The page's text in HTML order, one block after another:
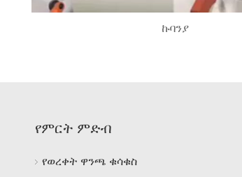
ኩባንያ
የምርት ምድብ
የወረቀት ዋንጫ ቁሳቁስ